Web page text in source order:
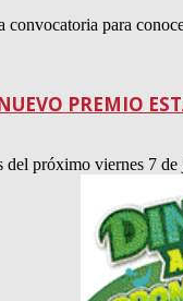
para
PREMIO
del próximo viernes 7